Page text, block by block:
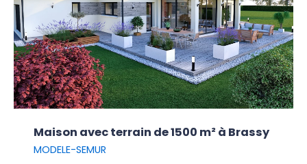
Maison avec terrain de 1500 m² à Brassy
MODELE-SEMUR